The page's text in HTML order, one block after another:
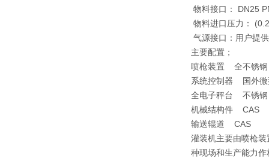
物料接口： DN25
物料进口压力：
气源接口：用户提
主要配置；
喷枪装置 全不锈钢
系统控制器 国外微
全电子秤台 不锈钢
机械结构件 CAS
输送辊道 CAS
灌装机主要由喷枪
种现场和生产能力